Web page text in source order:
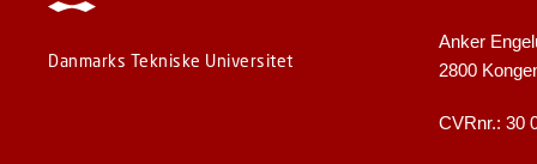
Danmarks Tekniske Universitet
Anker
2800
CVRnr.: 30